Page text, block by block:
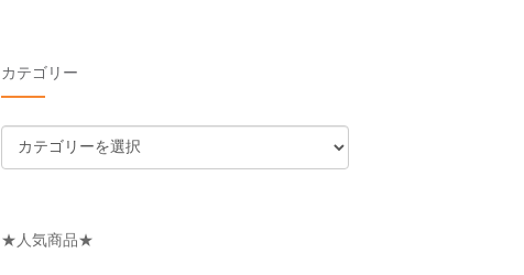
カテゴリー
テ
リ
★人気商品★